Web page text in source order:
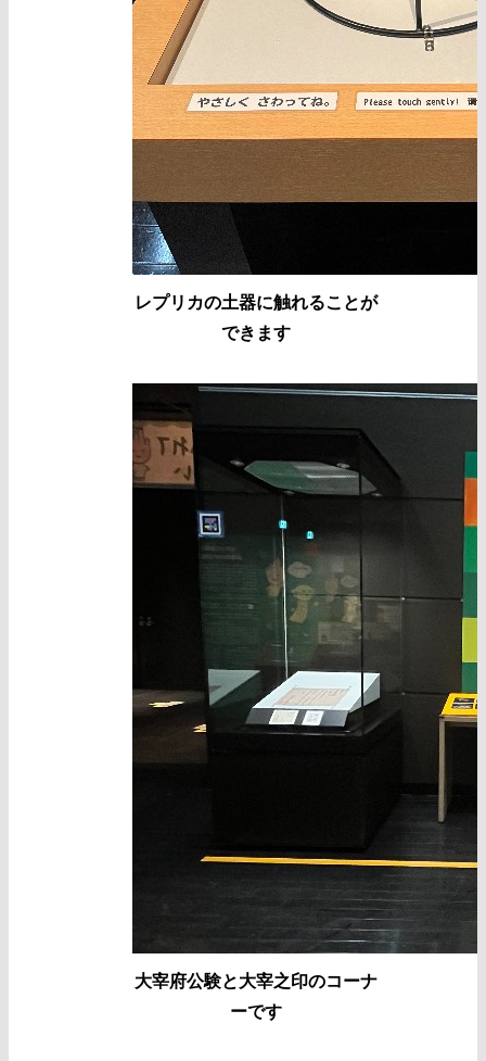
レプリカの土器に触れることが
できます
大宰府公験と大宰之印のコーナ
ーです